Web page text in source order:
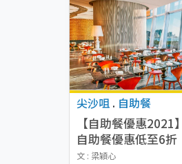
尖沙咀 . 自助餐
【自助餐優惠2021
自助餐優惠低至6折
$465起無限任飲氣
文 : 梁穎心